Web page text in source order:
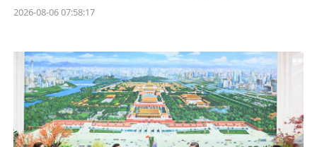
2026-08-06 07:58:17